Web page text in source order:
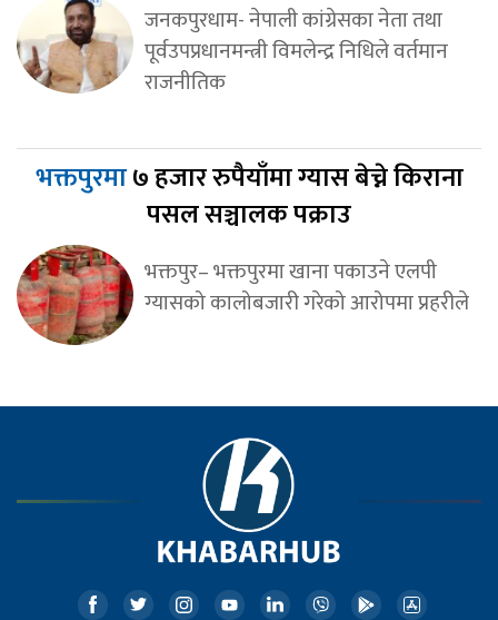
जनकपुरधाम- नेपाली कांग्रेसका नेता तथा
पूर्वउपप्रधानमन्त्री विमलेन्द्र निधिले वर्तमान
राजनीतिक
भक्तपुरमा७ हजार रुपैयाँमा ग्यास बेच्ने किराना
पसल सञ्चालक पक्राउ
भक्तपुर– भक्तपुरमा खाना पकाउने एलपी
ग्यासको कालोबजारी गरेको आरोपमा प्रहरीले